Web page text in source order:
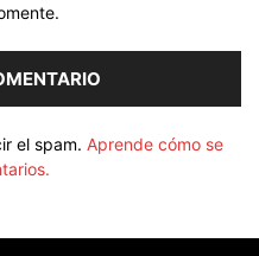
el spam. Aprende cómo se